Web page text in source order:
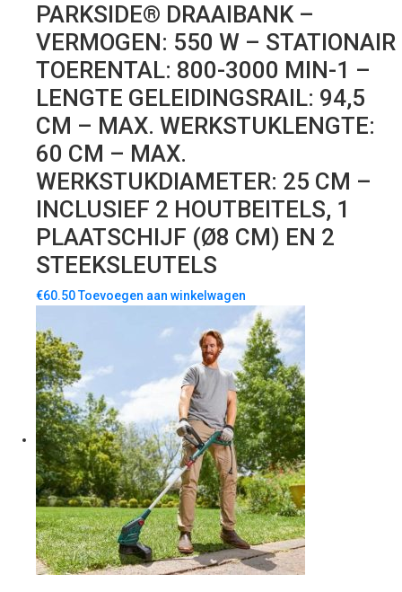
PARKSIDE® DRAAIBANK –
VERMOGEN: 550 W – STATIONAIR
TOERENTAL: 800-3000 MIN-1 –
LENGTE GELEIDINGSRAIL: 94,5
CM – MAX. WERKSTUKLENGTE:
60 CM – MAX.
WERKSTUKDIAMETER: 25 CM –
INCLUSIEF 2 HOUTBEITELS, 1
PLAATSCHIJF (Ø8 CM) EN 2
STEEKSLEUTELS
€60.50Toevoegen aan winkelwagen